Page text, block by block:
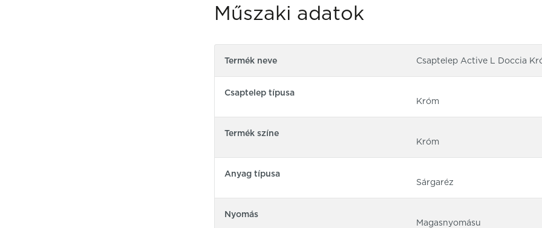
Műszaki adatok
Termék neve Csaptelep Active L Doccia
Csaptelep típusa
Króm
Termék színe
Króm
Anyag típusa
Sárgaréz
Nyomás
Magasnyomásu